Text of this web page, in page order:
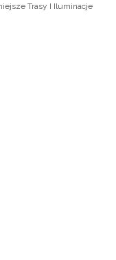
Trasy I Iluminacje